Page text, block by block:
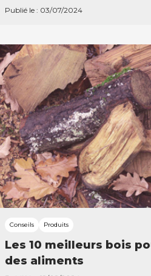
Publié le : 03/07/2024
Conseils Produits
Les 10 meilleurs bois
des aliments